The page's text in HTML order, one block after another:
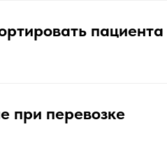
пациента
при перевозке